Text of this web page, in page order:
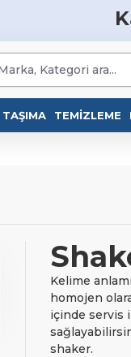
TAŞIMA TEMIZLEME
Kelime
homojen
içinde servis
shaker.